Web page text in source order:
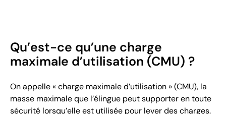
Qu’est-ce qu’une charge
maximale d’utilisation (CMU) ?
On appelle « charge maximale d’utilisation » (CMU), la
masse maximale que l’élingue peut supporter en toute
sécurité lorsqu’elle est utilisée pour lever des charges.